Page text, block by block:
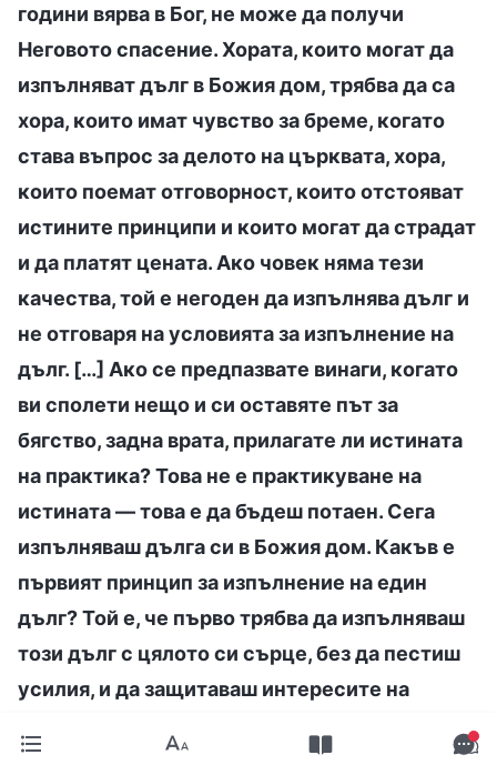
години вярва в Бог, не може да получи
Неговото спасение. Хората, които могат да
изпълняват дълг в Божия дом, трябва да са
хора, които имат чувство за бреме, когато
става въпрос за делото на църквата, хора,
които поемат отговорност, които отстояват
истините принципи и които могат да страдат
и да платят цената. Ако човек няма тези
качества, той е негоден да изпълнява дълг и
не отговаря на условията за изпълнение на
дълг. […] Ако се предпазвате винаги, когато
ви сполети нещо и си оставяте път за
бягство, задна врата, прилагате ли истината
на практика? Това не е практикуване на
истината — това е да бъдеш потаен. Сега
изпълняваш дълга си в Божия дом. Какъв е
първият принцип за изпълнение на един
дълг? Той е, че първо трябва да изпълняваш
този дълг с цялото си сърце, без да пестиш
усилия, и да защитаваш интересите на
следва да прилагаш на практика. Да се